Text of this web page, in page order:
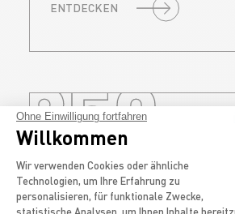
ENTDECKEN
850
Ohne Einwilligung fortfahren
Willkommen
Wir verwenden Cookies oder ähnliche
Technologien, um Ihre Erfahrung zu
personalisieren, für funktionale Zwecke,
statistische Analysen, um Ihnen Inhalte